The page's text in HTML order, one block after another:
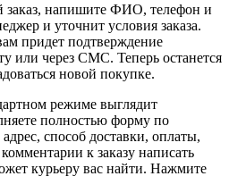
заказ, напишите ФИО, телефон и
и уточнит условия заказа.
придет подтверждение
или через СМС. Теперь останется
новой покупке.
режиме выглядит
полностью форму по
способ доставки, оплаты,
к заказу написать
курьеру вас найти. Нажмите